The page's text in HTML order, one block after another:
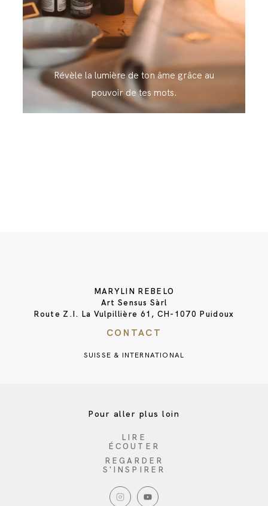
Révèle la lumière de ton âme grâce au
pouvoir de tes mots.
MARYLIN REBELO
Art Sensus Sàrl
Route Z.I. La Vulpillière 61, CH-1070 Puidoux
CONTACT
SUISSE & INTERNATIONAL
Pour aller plus loin
LIRE
ÉCOUTER
REGARDER
S'INSPIRER